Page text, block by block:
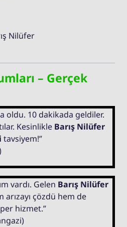
Nilüfer
– Gerçek
oldu. 10 dakikada geldiler.
Kesinlikle Barış Nilüfer
tavsiyem!”
vardı. Gelen Barış Nilüfer
arızayı çözdü hem de
hizmet.”